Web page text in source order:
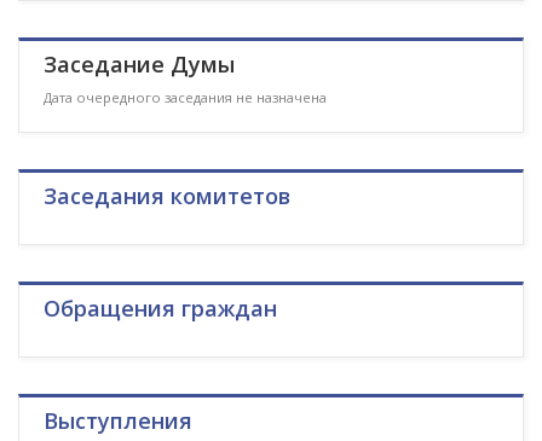
Заседание Думы
Дата очередного заседания не назначена
Заседания комитетов
Обращения граждан
Выступления